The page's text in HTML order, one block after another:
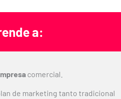
a:
comercial.
de marketing tanto tradicional